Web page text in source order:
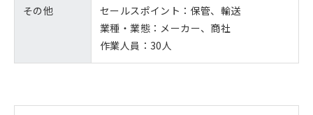
その他
セールスポイント：保管、輸送
業種・業態：メーカー、商社
作業人員：30人